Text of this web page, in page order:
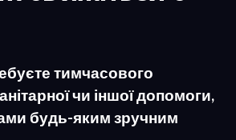
тимчасового
чи іншої допомоги,
будь-яким зручним